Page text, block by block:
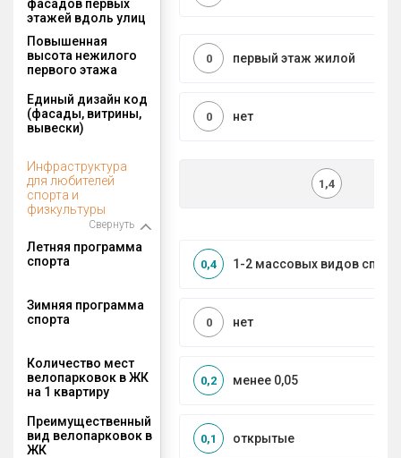
фасадов первых
этажей вдоль улиц
Повышенная
высота нежилого
первого этажа
первый этаж жилой
0
Единый дизайн код
(фасады, витрины,
вывески)
нет
0
Инфраструктура
для любителей
спорта и
физкультуры
Свернуть
1,4
Летняя программа
спорта
1-2 массовых видов
0,4
Зимняя программа
спорта
нет
0
Количество мест
велопарковок в ЖК
на 1 квартиру
менее 0,05
0,2
Преимущественный
вид велопарковок в
ЖК
открытые
0,1